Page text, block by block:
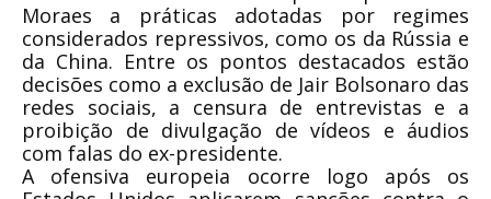
Moraes a práticas adotadas por regimes
considerados repressivos, como os da Rússia e
da China. Entre os pontos destacados estão
decisões como a exclusão de Jair Bolsonaro das
redes sociais, a censura de entrevistas e a
proibição de divulgação de vídeos e áudios
com falas do ex-presidente.
A ofensiva europeia ocorre logo após os